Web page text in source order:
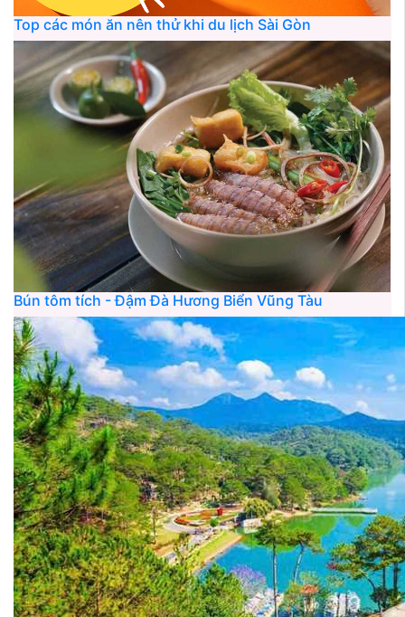
Top các món ăn nên thử khi du lịch Sài Gòn
Bún tôm tích - Đậm Đà Hương Biển Vũng Tàu